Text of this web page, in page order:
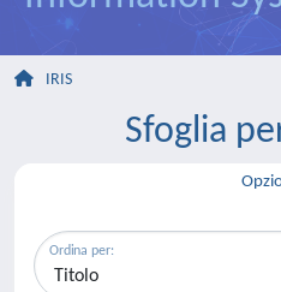
IRIS
Sfoglia
Ordina per: